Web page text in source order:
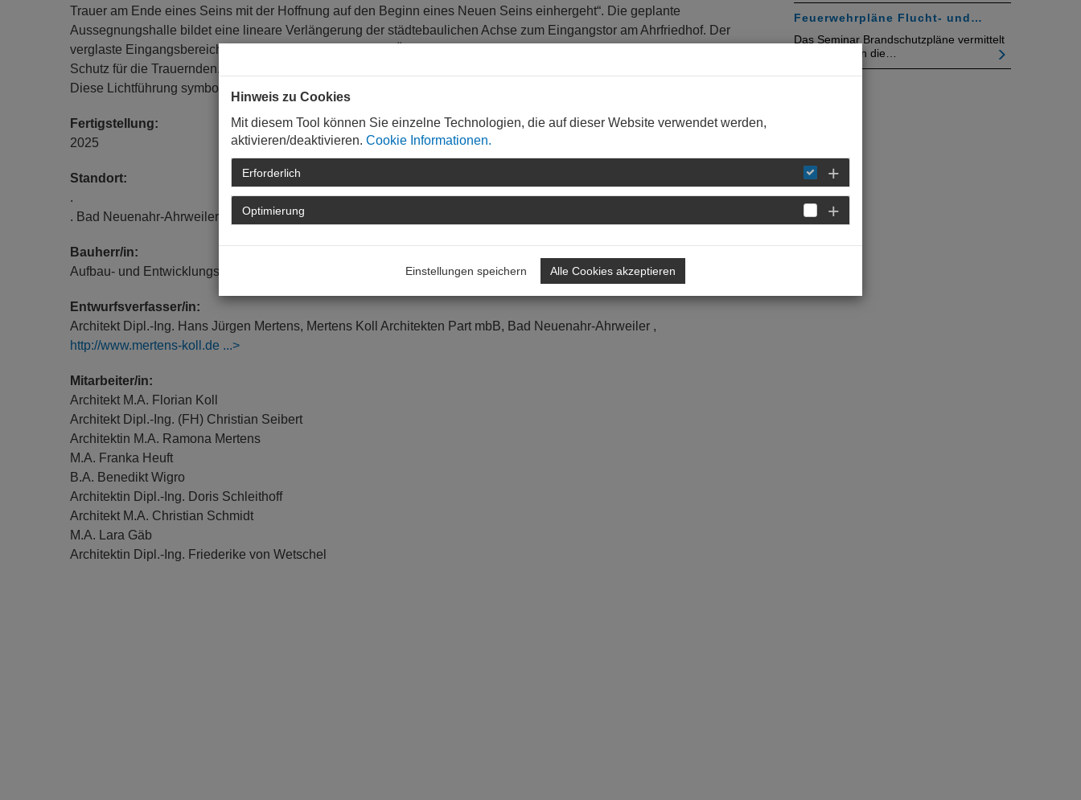
Trauer am Ende eines Seins mit der Hoffnung auf den Beginn eines Neuen Seins einhergeht“. Die geplante
Aussegnungshalle bildet eine lineare Verlängerung der städtebaulichen Achse zum Eingangstor am Ahrfriedhof. Der
verglaste Eingangsbereich wird durch eine ausgreifende Überdachung betont und signalisiert Offenheit und gleichzeitig
Schutz für die Trauernden. Das Dach öffnet sich im Bereich des Sarges und ermöglicht einen sakral wirkenden Lichteinfall.
Diese Lichtführung symbolisiert die Verbindung zwischen dem Irdischen und dem Himmlischen.
Fertigstellung:
2025
Standort:
.
. Bad Neuenahr-Ahrweiler
Bauherr/in:
Aufbau- und Entwicklungsgesellschaft c/o Stadtverwaltung , Bad Neuenahr-Ahrweiler
Entwurfsverfasser/in:
Architekt Dipl.-Ing. Hans Jürgen Mertens, Mertens Koll Architekten Part mbB, Bad Neuenahr-Ahrweiler ,
http://www.mertens-koll.de
Mitarbeiter/in:
Architekt M.A. Florian Koll
Architekt Dipl.-Ing. (FH) Christian Seibert
Architektin M.A. Ramona Mertens
M.A. Franka Heuft
B.A. Benedikt Wigro
Architektin Dipl.-Ing. Doris Schleithoff
Architekt M.A. Christian Schmidt
M.A. Lara Gäb
Architektin Dipl.-Ing. Friederike von Wetschel
Feuerwehrpläne Flucht- und…
Das Seminar Brandschutzpläne vermittelt
an zwei Tagen die…
Hinweis zu Cookies
Mit diesem Tool können Sie einzelne Technologien, die auf dieser Website verwendet werden,
aktivieren/deaktivieren. Cookie Informationen.
Erforderlich
Optimierung
Einstellungen speichern Alle Cookies akzeptieren